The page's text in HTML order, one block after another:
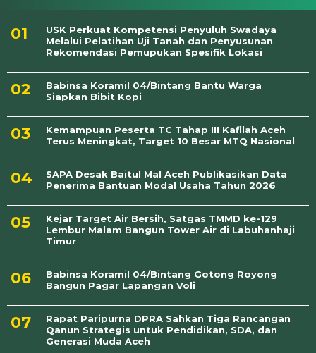
USK Perkuat Kompetensi Penyuluh Swadaya
Melalui Pelatihan Uji Tanah dan Penyusunan
Rekomendasi Pemupukan Spesifik Lokasi
Babinsa Koramil 04/Bintang Bantu Warga
Siapkan Bibit Kopi
Kemampuan Peserta TC Tahap III Kafilah Aceh
Terus Meningkat, Target 10 Besar MTQ Nasional
SAPA Desak Baitul Mal Aceh Publikasikan Data
Penerima Bantuan Modal Usaha Tahun 2026
Kejar Target Air Bersih, Satgas TMMD ke-129
Lembur Malam Bangun Tower Air di Labuhanhaji
Timur
Babinsa Koramil 04/Bintang Gotong Royong
Bangun Pagar Lapangan Voli
Rapat Paripurna DPRA Sahkan Tiga Rancangan
Qanun Strategis untuk Pendidikan, SDA, dan
Generasi Muda Aceh